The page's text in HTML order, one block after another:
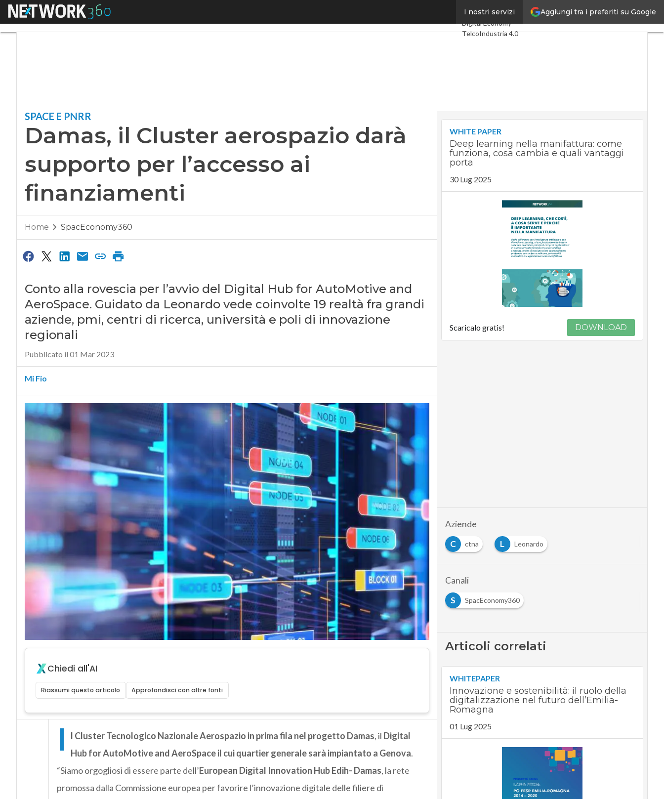
Aggiungi tra i preferiti su Google
I nostri servizi
Menu
Ultimi articoli
Digital Economy
TelcoIndustria 4.0
SPACE E PNRR
Damas, il Cluster aerospazio darà
supporto per l’accesso ai
finanziamenti
Home SpacEconomy360
Conto alla rovescia per l’avvio del Digital Hub for AutoMotive and
AeroSpace. Guidato da Leonardo vede coinvolte 19 realtà fra grandi
aziende, pmi, centri di ricerca, università e poli di innovazione
regionali
Pubblicato il 01 Mar 2023
Mi Fio
Chiedi all'AI
Riassumi questo articolo Approfondisci con altre fonti
I l Cluster Tecnologico Nazionale Aerospazio in prima fila nel progetto Damas, il Digital
Hub for AutoMotive and AeroSpace il cui quartier generale sarà impiantato a Genova.
“Siamo orgogliosi di essere parte dell’European Digital Innovation Hub Edih- Damas, la rete
promossa dalla Commissione europea per favorire l’innovazione digitale delle filiere di
WHITE PAPER
Deep learning nella manifattura: come
funziona, cosa cambia e quali vantaggi
porta
30 Lug 2025
Scaricalo gratis! DOWNLOAD
Aziende
C
ctna L Leonardo
Canali
S
SpacEconomy360
Articoli correlati
WHITEPAPER
Innovazione e sostenibilità: il ruolo della
digitalizzazione nel futuro dell’Emilia-
Romagna
01 Lug 2025